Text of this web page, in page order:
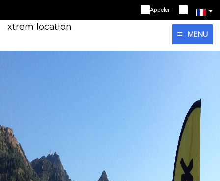
Appeler
xtrem location
MENU